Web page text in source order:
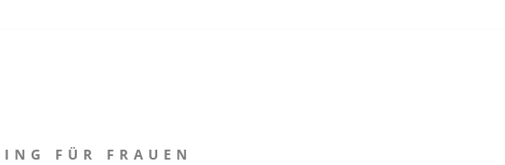
FÜR FRAUEN